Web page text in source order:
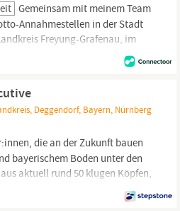
Gemeinsam mit meinem Team
Annahmestellen in der Stadt
Freyung-Grafenau, im
Dingolfing-Landau sowie im
Als Bezirksstelle sind wir das
Deggendorf, Bayern, Nürnberg
die an der Zukunft bauen
bayerischem Boden unter den
aktuell rund 50 klugen Köpfen,
Tiefe und Innvotiansgeist daran
zu transformieren. Unser